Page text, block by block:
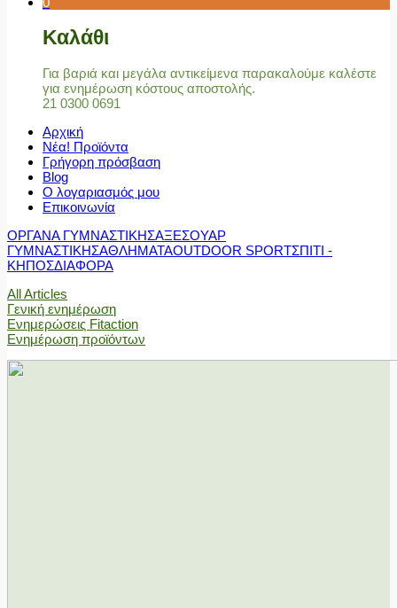
Καλάθι
Για βαριά και μεγάλα αντικείμενα παρακαλούμε καλέστε
για ενημέρωση κόστους αποστολής.
21 0300 0691
Αρχική
Νέα! Προϊόντα
Γρήγορη πρόσβαση
Blog
Ο λογαριασμός μου
Επικοινωνία
ΟΡΓΑΝΑ ΓΥΜΝΑΣΤΙΚΗΣΑΞΕΣΟΥΑΡ
ΓΥΜΝΑΣΤΙΚΗΣΑΘΛΗΜΑΤΑOUTDOOR SPORTΣΠΙΤΙ -
ΚΗΠΟΣΔΙΑΦΟΡΑ
All Articles
Γενική ενημέρωση
Ενημερώσεις Fitaction
Ενημέρωση προϊόντων